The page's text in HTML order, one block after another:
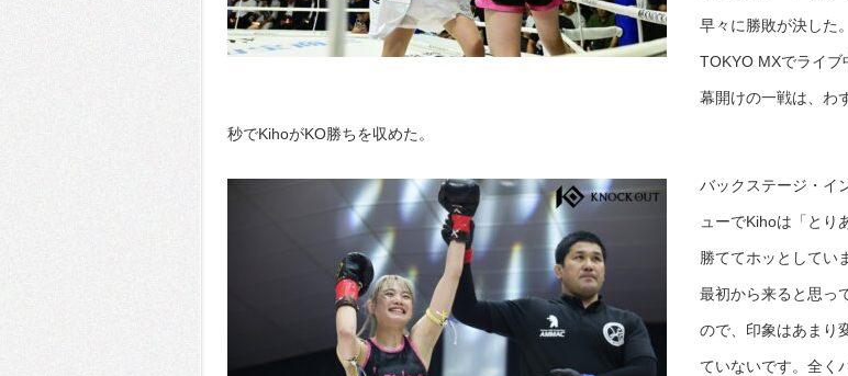
早々に勝敗が決した。
TOKYO MXでライブ
幕開けの一戦は、わ
秒でKihoがKO勝ちを収めた。
バックステージ・イ
ューでKihoは「とり
勝ててホッとしてい
最初から来ると思っ
ので、印象はあまり
ていないです。全く